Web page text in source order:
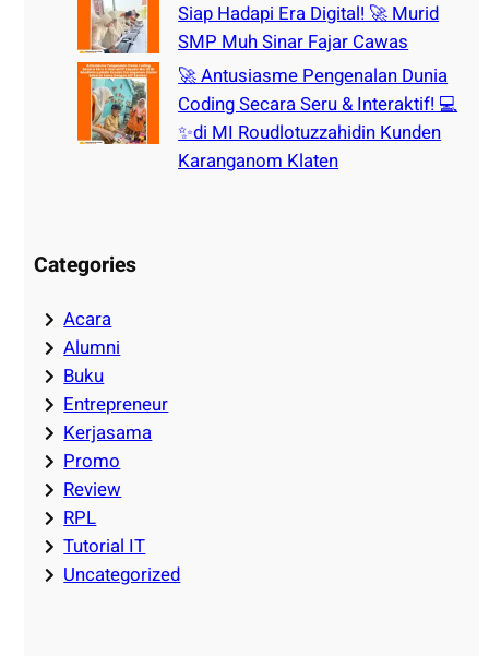
Siap Hadapi Era Digital! 🚀 Murid
SMP Muh Sinar Fajar Cawas
🚀 Antusiasme Pengenalan Dunia
Coding Secara Seru & Interaktif! 💻
✨di MI Roudlotuzzahidin Kunden
Karanganom Klaten
Categories
Acara
Alumni
Buku
Entrepreneur
Kerjasama
Promo
Review
RPL
Tutorial IT
Uncategorized